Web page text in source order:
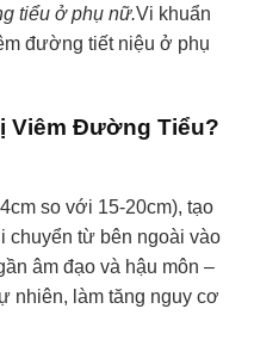
tiểu ở phụ nữ.Vi khuẩn
đường tiết niệu ở phụ
Viêm Đường Tiểu?
so với 15-20cm), tạo
chuyển từ bên ngoài vào
âm đạo và hậu môn –
nhiên, làm tăng nguy cơ